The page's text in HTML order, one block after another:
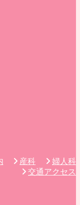
産科
婦人科
交通アクセス